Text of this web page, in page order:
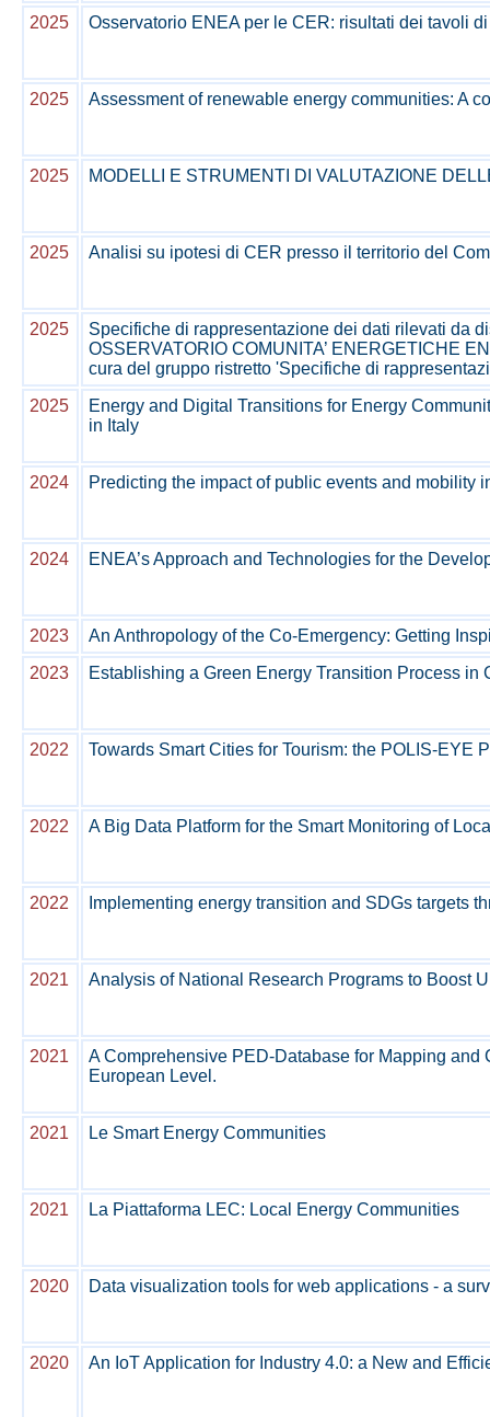
2025 Osservatorio ENEA per le CER: risultati dei tavoli
2025 Assessment of renewable energy communities: A
2025 MODELLI E STRUMENTI DI VALUTAZIONE
2025 Analisi su ipotesi di CER presso il territorio del
2025
Specifiche di rappresentazione dei dati rilevati da
OSSERVATORIO COMUNITA’ ENERGETICHE
cura del gruppo ristretto 'Specifiche di
2025
Energy and Digital Transitions for Energy
in Italy
2024 Predicting the impact of public events and mobility
2024 ENEA’s Approach and Technologies for the
2023
An Anthropology of the Co-Emergency: Getting
2023
Establishing a Green Energy Transition Process in
2022 Towards Smart Cities for Tourism: the POLIS-EYE
2022 A Big Data Platform for the Smart Monitoring of
2022 Implementing energy transition and SDGs targets
2021 Analysis of National Research Programs to Boost
2021
A Comprehensive PED-Database for Mapping
European Level.
2021 Le Smart Energy Communities
2021 La Piattaforma LEC: Local Energy Communities
2020 Data visualization tools for web applications - a
2020 An IoT Application for Industry 4.0: a New and